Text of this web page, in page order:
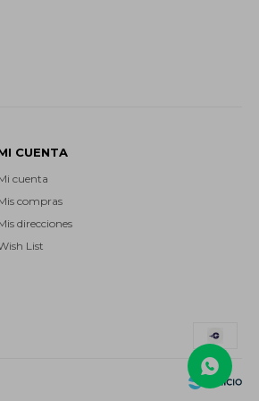
CUENTA
cuenta
compras
direcciones
List